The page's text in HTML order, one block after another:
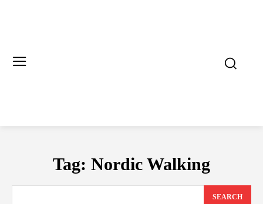
Tag: Nordic Walking
SEARCH